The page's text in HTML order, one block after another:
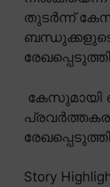
തുടർന്ന്
കേസുമായി
Story